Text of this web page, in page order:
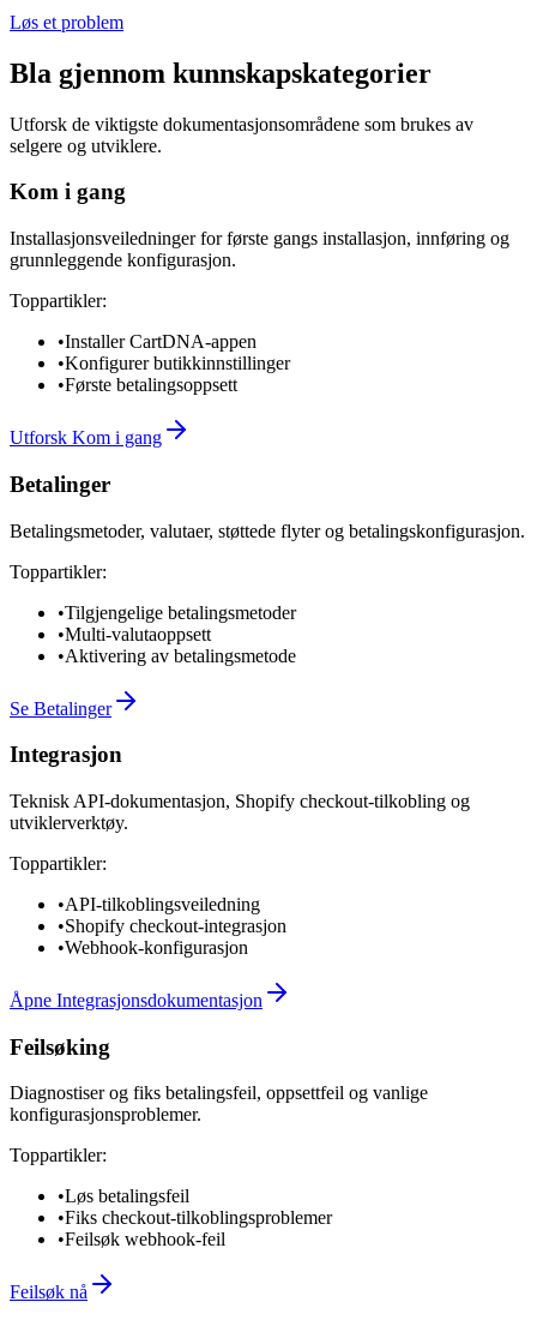
Løs et problem
Bla gjennom kunnskapskategorier
Utforsk de viktigste dokumentasjonsområdene som brukes av
selgere og utviklere.
Kom i gang
Installasjonsveiledninger for første gangs installasjon, innføring og
grunnleggende konfigurasjon.
Toppartikler:
•Installer CartDNA-appen
•Konfigurer butikkinnstillinger
•Første betalingsoppsett
Utforsk Kom i gang
Betalinger
Betalingsmetoder, valutaer, støttede flyter og betalingskonfigurasjon.
Toppartikler:
•Tilgjengelige betalingsmetoder
•Multi-valutaoppsett
•Aktivering av betalingsmetode
Se Betalinger
Integrasjon
Teknisk API-dokumentasjon, Shopify checkout-tilkobling og
utviklerverktøy.
Toppartikler:
•API-tilkoblingsveiledning
•Shopify checkout-integrasjon
•Webhook-konfigurasjon
Åpne Integrasjonsdokumentasjon
Feilsøking
Diagnostiser og fiks betalingsfeil, oppsettfeil og vanlige
konfigurasjonsproblemer.
Toppartikler:
•Løs betalingsfeil
•Fiks checkout-tilkoblingsproblemer
•Feilsøk webhook-feil
Feilsøk nå